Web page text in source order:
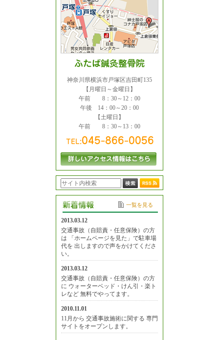
神奈川県横浜市戸塚区吉田町135
【月曜日～金曜日】
午前 8：30～12：00
午後 14：00～20：00
【土曜日】
午前 8：30～13：00
一覧を見る
2013.03.12
交通事故（自賠責・任意保険）の方
は 「ホームページを見た」で駐車場
代を 出しますので声をかけてくださ
い。
2013.03.12
交通事故（自賠責・任意保険）の方
に ウォーターベッド・けん引・楽ト
レなど 無料でやってます。
2010.11.01
11月から 交通事故施術に関する 専門
サイトをオープンします。